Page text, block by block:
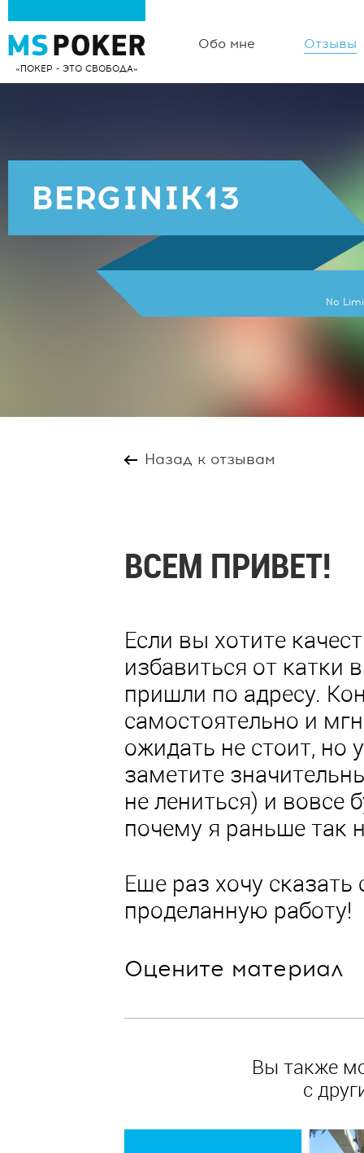
ПОКЕР - ЭТО СВОБОДА
Обо мне Отзывы
BERGINIK13
No
Назад к отзывам
ВСЕМ ПРИВЕТ!
Если вы хотите
избавиться от катки
пришли по адресу.
самостоятельно и
ожидать не стоит, но
заметите
не лениться) и вовсе
почему я раньше так
Еще раз хочу
проделанную работу!
Оцените материал
Вы также
с